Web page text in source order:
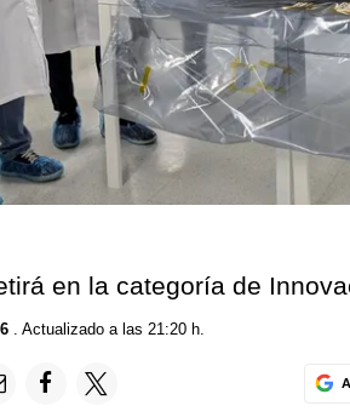
en la categoría de
. Actualizado a las 21:20 h.